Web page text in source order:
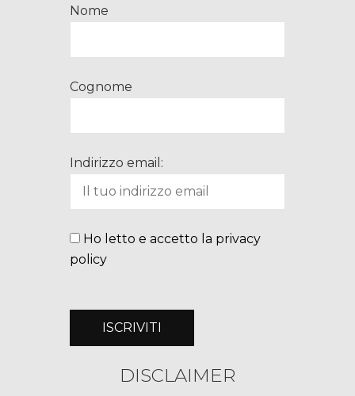
Nome
Cognome
Indirizzo email:
Ho letto e accetto la privacy
policy
DISCLAIMER